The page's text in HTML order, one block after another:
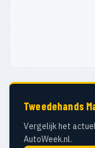
Tweedehands
Vergelijk het
AutoWeek.nl.